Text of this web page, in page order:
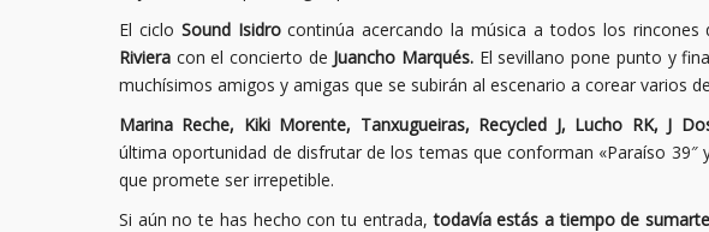
El ciclo Sound Isidrocontinúa acercando la música a todos los rincones
Riviera con el concierto de Juancho Marqués. El sevillano pone punto y
muchísimos amigos y amigas que se subirán al escenario a corear varios
Marina Reche, Kiki Morente, Tanxugueiras, Recycled J, Lucho RK, J
última oportunidad de disfrutar de los temas que conforman «Paraíso
que promete ser irrepetible.
Si aún no te has hecho con tu entrada,todavía estás a tiempo de